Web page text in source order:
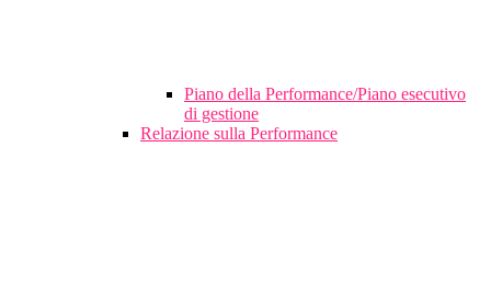
Piano della Performance/Piano esecutivo
di gestione
Relazione sulla Performance